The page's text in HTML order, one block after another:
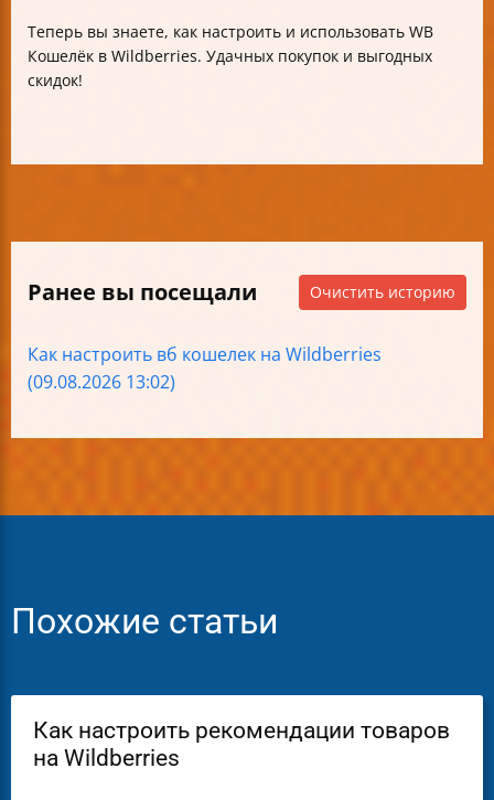
Теперь вы знаете, как настроить и использовать WB
Кошелёк в Wildberries. Удачных покупок и выгодных
скидок!
Ранее вы посещали Очистить историю
Как настроить вб кошелек на Wildberries
(09.08.2026 13:02)
Похожие статьи
Как настроить рекомендации товаров
на Wildberries